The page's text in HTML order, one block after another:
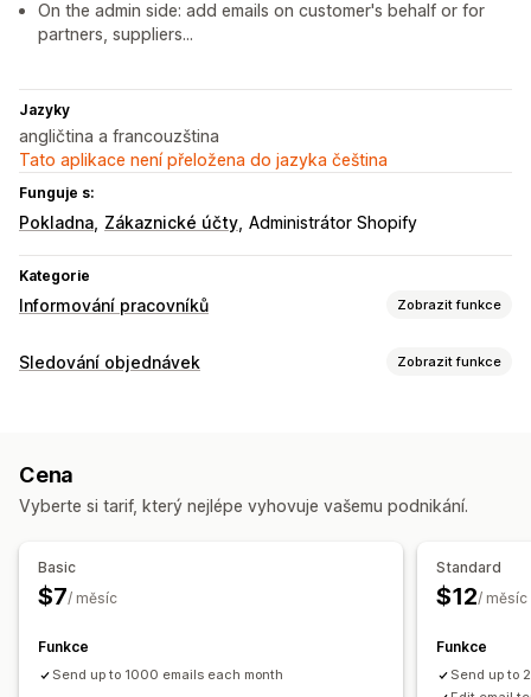
On the admin side: add emails on customer's behalf or for
partners, suppliers...
Jazyky
angličtina a francouzština
Tato aplikace není přeložena do jazyka čeština
Funguje s:
Pokladna Zákaznické účty Administrátor Shopify
Kategorie
Informování pracovníků Zobrazit funkce
Typy notifikací
Přizpůsobení
Pravidla notifikací
E-mailové šablony
Sledování objednávek Zobrazit funkce
Cena
Vyberte si tarif, který nejlépe vyhovuje vašemu podnikání.
Basic
$7/ měsíc
Funkce
Send up to 1000 emails each month
Standard
$12/ měsíc
Funkce
Send up to